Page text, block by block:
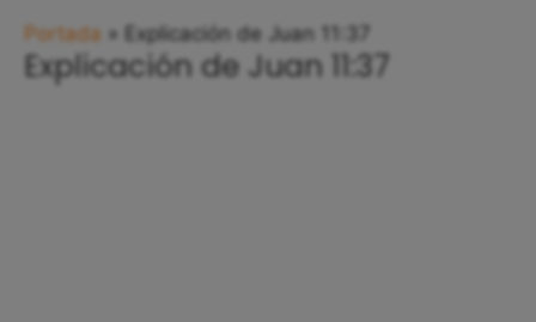
Portada » Explicación de Juan 11:37
Explicación de Juan 11:37